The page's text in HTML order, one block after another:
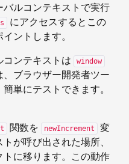
ルコンテキストで実行
にアクセスするとこの
ントします。
ンテキストは
window
ブラウザー開発者ツー
単にテストできます。
関数を newIncrement
変
が呼び出された場所、
に移ります。この動作